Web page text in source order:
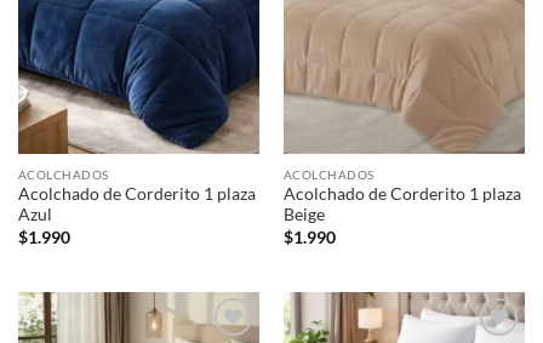
ACOLCHADOS
Acolchado de Corderito 1 plaza
Azul
$1.990
ACOLCHADOS
Acolchado de Corderito 1 plaza
Beige
$1.990